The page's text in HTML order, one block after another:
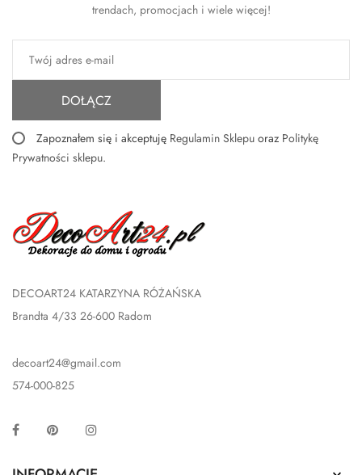
trendach, promocjach i wiele więcej!
DOŁĄCZ
Zapoznałem się i akceptuję Regulamin Sklepu oraz Politykę
Prywatności sklepu.
DECOART24 KATARZYNA RÓŻAŃSKA
Brandta 4/33 26-600 Radom
decoart24@gmail.com
574-000-825
Facebook Pinterest